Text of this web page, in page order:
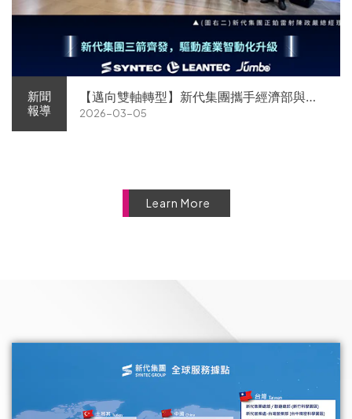
新聞
報導
【邁向雙軸轉型】新代集團攜手經濟部與金
屬中心簽署MOU 領航 AI機器人智慧智造
2026-03-05
Learn More